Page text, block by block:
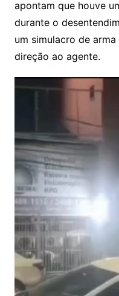
apontam que houve
durante o
um simulacro de
direção ao agente.